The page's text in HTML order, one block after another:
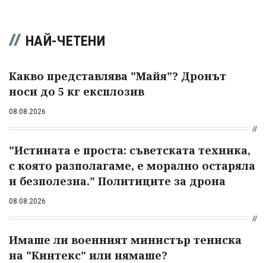
НАЙ-ЧЕТЕНИ
Какво представлява "Майя"? Дронът
носи до 5 кг експлозив
08.08.2026
"Истината е проста: съветската техника,
с която разполагаме, е морално остаряла
и безполезна." Политиците за дрона
08.08.2026
Имаше ли военният министър тениска
на "Кинтекс" или нямаше?